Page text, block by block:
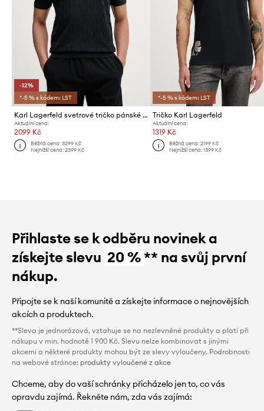
-12%
*-5 % s kódem: LST
Karl Lagerfeld svetrové tričko pánské bavlněné
Aktuální cena:
2099 Kč
Běžná cena:3299 Kč
Nejnižší cena:2399 Kč
*-5 % s kódem: LST
Tričko Karl Lagerfeld
Aktuální cena:
1319 Kč
Běžná cena: 2199 Kč
Nejnižší cena: 1399 Kč
Přihlaste se k odběru novinek a
získejte slevu 20 %** na svůj první
nákup.
Připojte se k naší komunitě a získejte informace o nejnovějších
akcích a produktech.
**Sleva je jednorázová, vztahuje se na nezlevněné produkty a platí při
nákupu v min. hodnotě 1 900 Kč. Slevu nelze kombinovat s jinými
akcemi a některé produkty mohou být ze slevy vyloučeny. Podrobnosti
na webové stránce: produkty vyloučené z akce
Chceme, aby do vaší schránky přicházelo jen to, co vás
opravdu zajímá. Řekněte nám, zda vás zajímá: